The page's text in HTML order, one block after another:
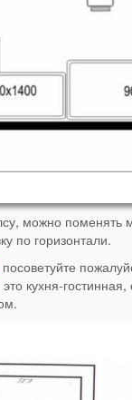
можно поменять
по горизонтали.
посоветуйте
кухня-гостинная,